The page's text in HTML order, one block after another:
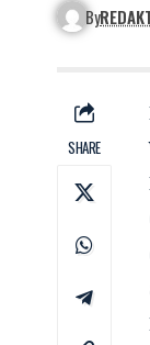
By
SHARE